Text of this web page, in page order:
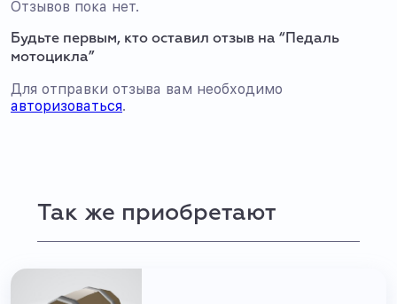
Отзывов пока нет.
Будьте первым, кто оставил отзыв на “Педаль
мотоцикла”
Для отправки отзыва вам необходимо
авторизоваться.
Так же приобретают